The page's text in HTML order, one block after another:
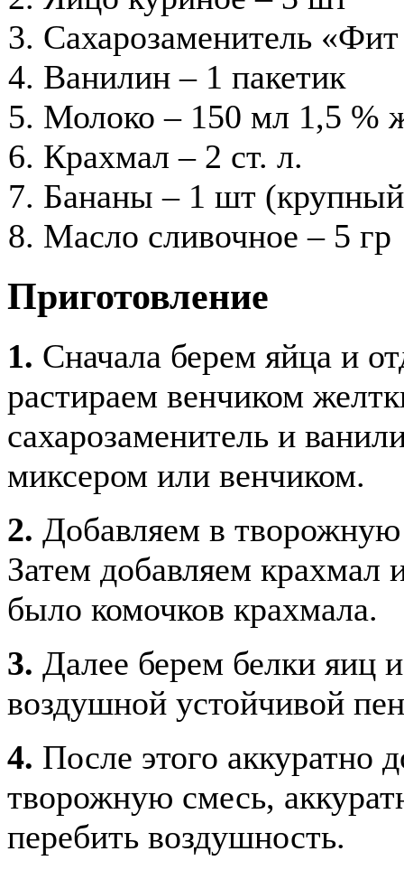
Сахарозаменитель
Ванилин – 1 пакетик
Молоко – 150 мл 1,5 %
Крахмал – 2 ст. л.
Бананы – 1 шт
Масло сливочное – 5 гр
Приготовление
1. Сначала берем яйца и
растираем венчиком
сахарозаменитель и
миксером или венчиком.
2. Добавляем в
Затем добавляем
было комочков крахмала.
3. Далее берем белки яиц
воздушной устойчивой
4. После этого аккуратно
творожную смесь,
перебить воздушность.